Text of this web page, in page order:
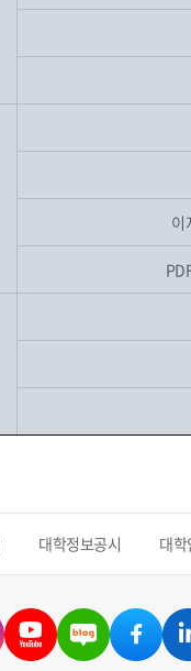
이
대학정보공시 대